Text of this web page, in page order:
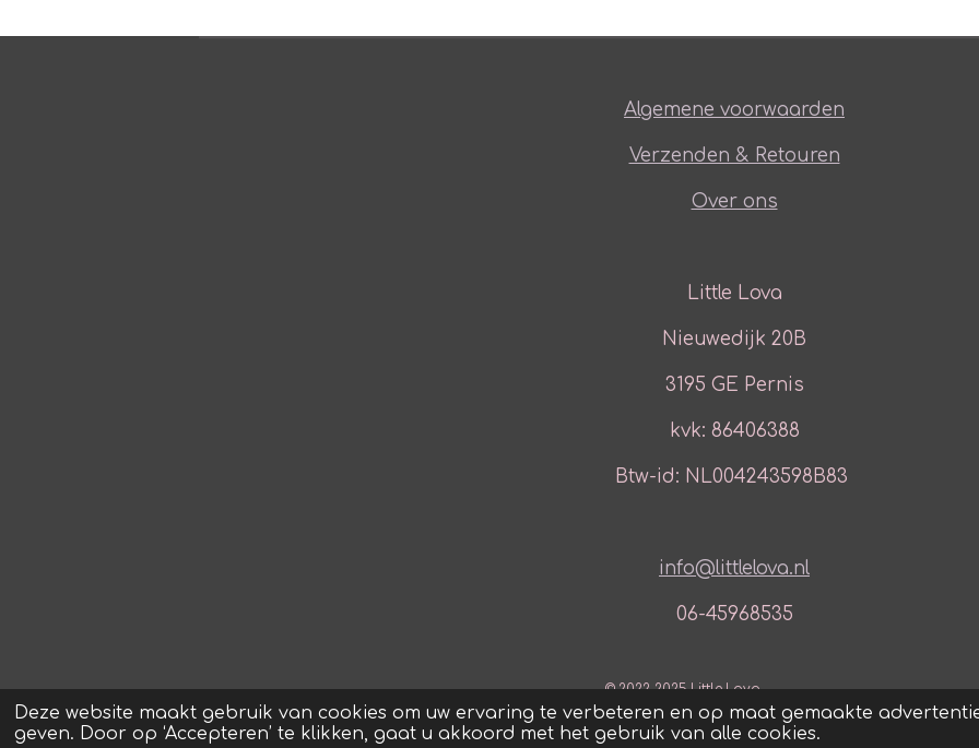
Deze website maakt gebruik van cookies om uw ervaring te verbeteren en op maat gemaakte
geven. Door op ‘Accepteren’ te klikken, gaat u akkoord met het gebruik van alle cookies.
Algemene voorwaarden
Verzenden & Retouren
Over ons
Little Lova
Nieuwedijk 20B
3195 GE Pernis
kvk: 86406388
Btw-id: NL004243598B83
info@littlelova.nl
06-45968535
© 2022-2025 Little Lova